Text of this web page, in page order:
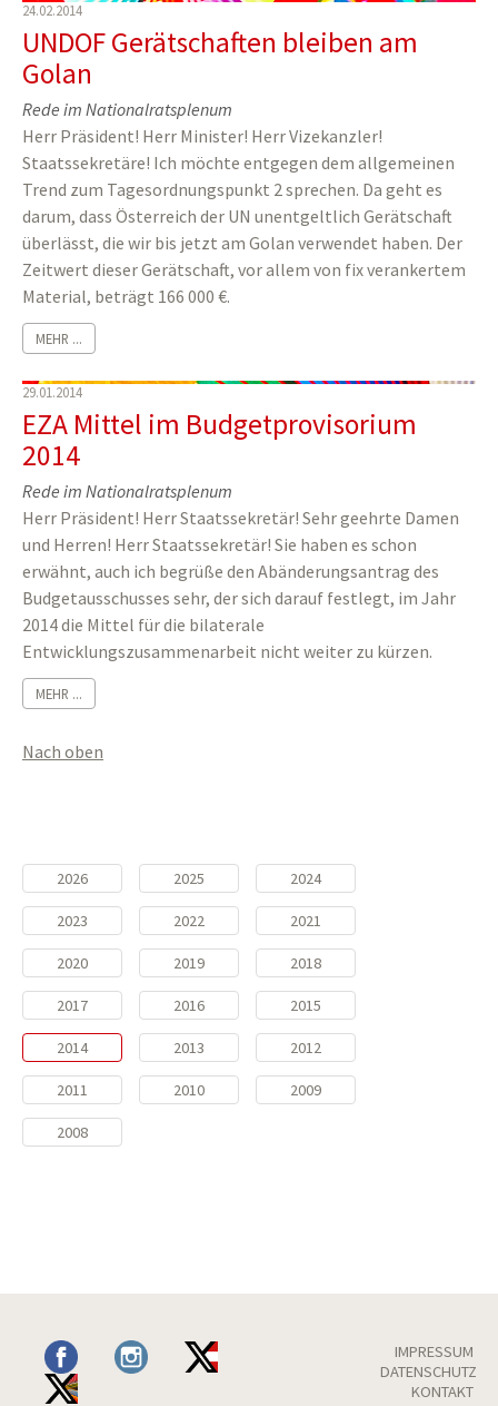
24.02.2014
UNDOF Gerätschaften bleiben am
Golan
Rede im Nationalratsplenum
Herr Präsident! Herr Minister! Herr Vizekanzler!
Staatssekretäre! Ich möchte entgegen dem allgemeinen
Trend zum Tagesordnungspunkt 2 sprechen. Da geht es
darum, dass Österreich der UN unentgeltlich Gerätschaft
überlässt, die wir bis jetzt am Golan verwendet haben. Der
Zeitwert dieser Gerätschaft, vor allem von fix verankertem
Material, beträgt 166 000 €.
MEHR ...
29.01.2014
EZA Mittel im Budgetprovisorium
2014
Rede im Nationalratsplenum
Herr Präsident! Herr Staatssekretär! Sehr geehrte Damen
und Herren! Herr Staatssekretär! Sie haben es schon
erwähnt, auch ich begrüße den Abänderungsantrag des
Budgetausschusses sehr, der sich darauf festlegt, im Jahr
2014 die Mittel für die bilaterale
Entwicklungszusammenarbeit nicht weiter zu kürzen.
MEHR ...
Nach oben
2026 2025 2024
2023 2022 2021
2020 2019 2018
2017 2016 2015
2014 2013 2012
2011 2010 2009
2008
IMPRESSUM
DATENSCHUTZ
KONTAKT